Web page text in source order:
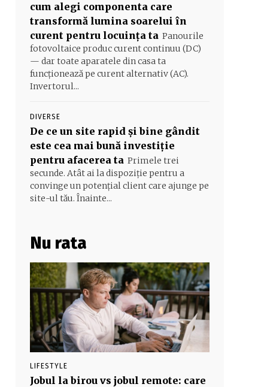
cum alegi componenta care
transformă lumina soarelui în
curent pentru locuința ta Panourile
fotovoltaice produc curent continuu (DC)
— dar toate aparatele din casa ta
funcționează pe curent alternativ (AC).
Invertorul...
DIVERSE
De ce un site rapid și bine gândit
este cea mai bună investiție
pentru afacerea ta Primele trei
secunde. Atât ai la dispoziție pentru a
convinge un potențial client care ajunge pe
site-ul tău. Înainte...
Nu rata
LIFESTYLE
Jobul la birou vs jobul remote: care